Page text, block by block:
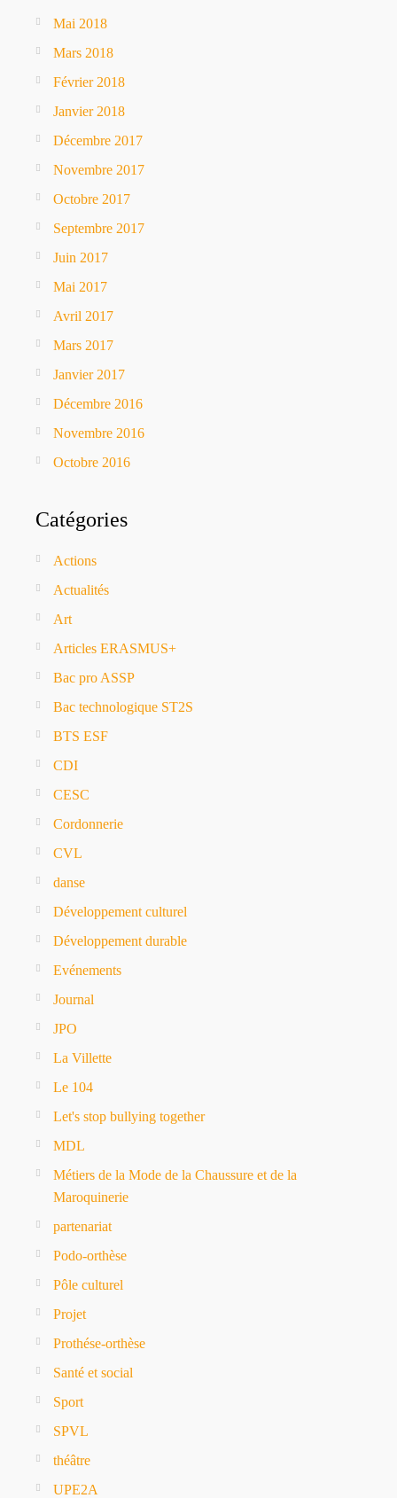
Mai 2018
Mars 2018
Février 2018
Janvier 2018
Décembre 2017
Novembre 2017
Octobre 2017
Septembre 2017
Juin 2017
Mai 2017
Avril 2017
Mars 2017
Janvier 2017
Décembre 2016
Novembre 2016
Octobre 2016
Catégories
Actions
Actualités
Art
Articles ERASMUS+
Bac pro ASSP
Bac technologique ST2S
BTS ESF
CDI
CESC
Cordonnerie
CVL
danse
Développement culturel
Développement durable
Evénements
Journal
JPO
La Villette
Le 104
Let's stop bullying together
MDL
Métiers de la Mode de la Chaussure et de la
Maroquinerie
partenariat
Podo-orthèse
Pôle culturel
Projet
Prothése-orthèse
Santé et social
Sport
SPVL
théâtre
UPE2A